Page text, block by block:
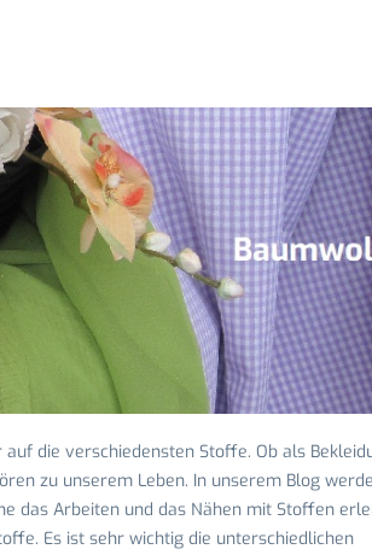
die verschiedensten Stoffe. Ob als
zu unserem Leben. In unserem Blog
das Arbeiten und das Nähen mit Stoffen
Es ist sehr wichtig die unterschiedlichen